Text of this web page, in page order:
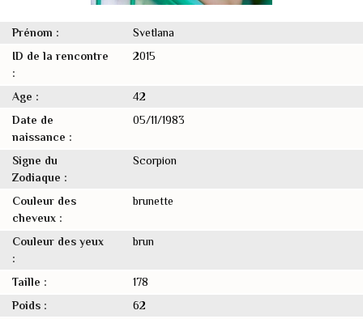
Prénom :
Svetlana
ID de la rencontre
:
2015
Age :
42
Date de
naissance :
05/11/1983
Signe du
Zodiaque :
Scorpion
Couleur des
cheveux :
brunette
Couleur des yeux
:
brun
Taille :
178
Poids :
62